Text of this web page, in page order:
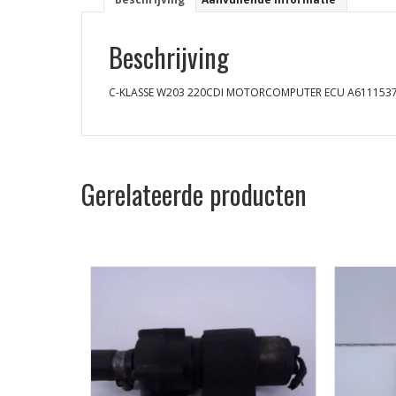
Beschrijving
C-KLASSE W203 220CDI MOTORCOMPUTER ECU
Gerelateerde producten